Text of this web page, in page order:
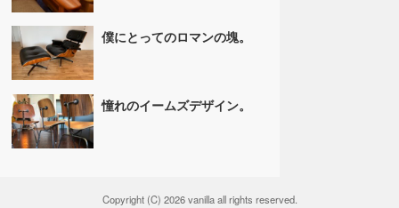
僕にとってのロマンの塊。
憧れのイームズデザイン。
Copyright (C) 2026 vanilla all rights reserved.